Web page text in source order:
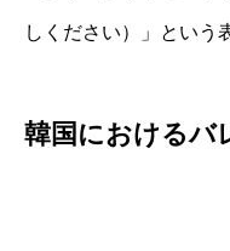
しください）」という
韓国におけるバ